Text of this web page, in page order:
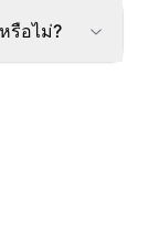
รือไม่?